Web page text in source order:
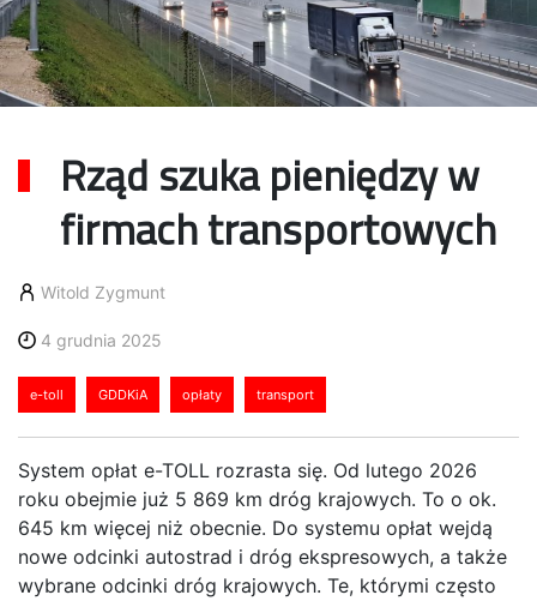
Rząd szuka pieniędzy w
firmach transportowych
Witold Zygmunt
4 grudnia 2025
e-toll GDDKiA opłaty transport
System opłat e-TOLL rozrasta się. Od lutego 2026
roku obejmie już 5 869 km dróg krajowych. To o ok.
645 km więcej niż obecnie. Do systemu opłat wejdą
nowe odcinki autostrad i dróg ekspresowych, a także
wybrane odcinki dróg krajowych. Te, którymi często